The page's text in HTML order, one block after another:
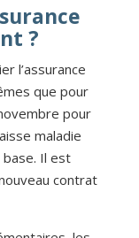
?
l’assurance
que pour
pour
maladie
base. Il est
contrat